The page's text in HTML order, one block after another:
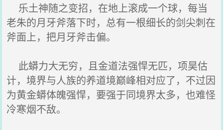
乐土神随之变招，在地上滚成一个球，每当
老朱的月牙斧落下时，总有一根细长的剑尖刺在
斧面上，把月牙斧击偏。
此蟒力大无穷，且金道法强悍无匹，项昊估
计，境界与人族的养道境巅峰相对应了，不过因
为黄金蟒体魄强悍，要强于同境界太多，也难怪
冷寒烟不敌。